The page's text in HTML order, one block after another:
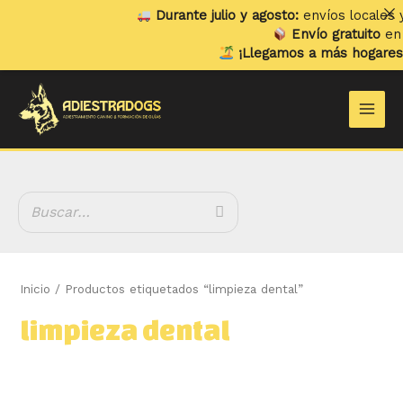
Inicio / Productos etiquetados “limpieza dental”
limpieza dental
Durante julio y agosto:envíos locales y
Envío gratuitoen
¡Llegamos a más hogares!Ya